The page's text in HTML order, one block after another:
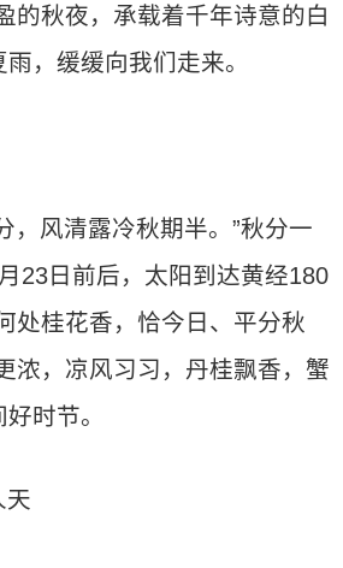
的秋夜，承载着千年诗意的白
，缓缓向我们走来。
风清露冷秋期半。”秋分一
23日前后，太阳到达黄经180
处桂花香，恰今日、平分秋
浓，凉风习习，丹桂飘香，蟹
时节。